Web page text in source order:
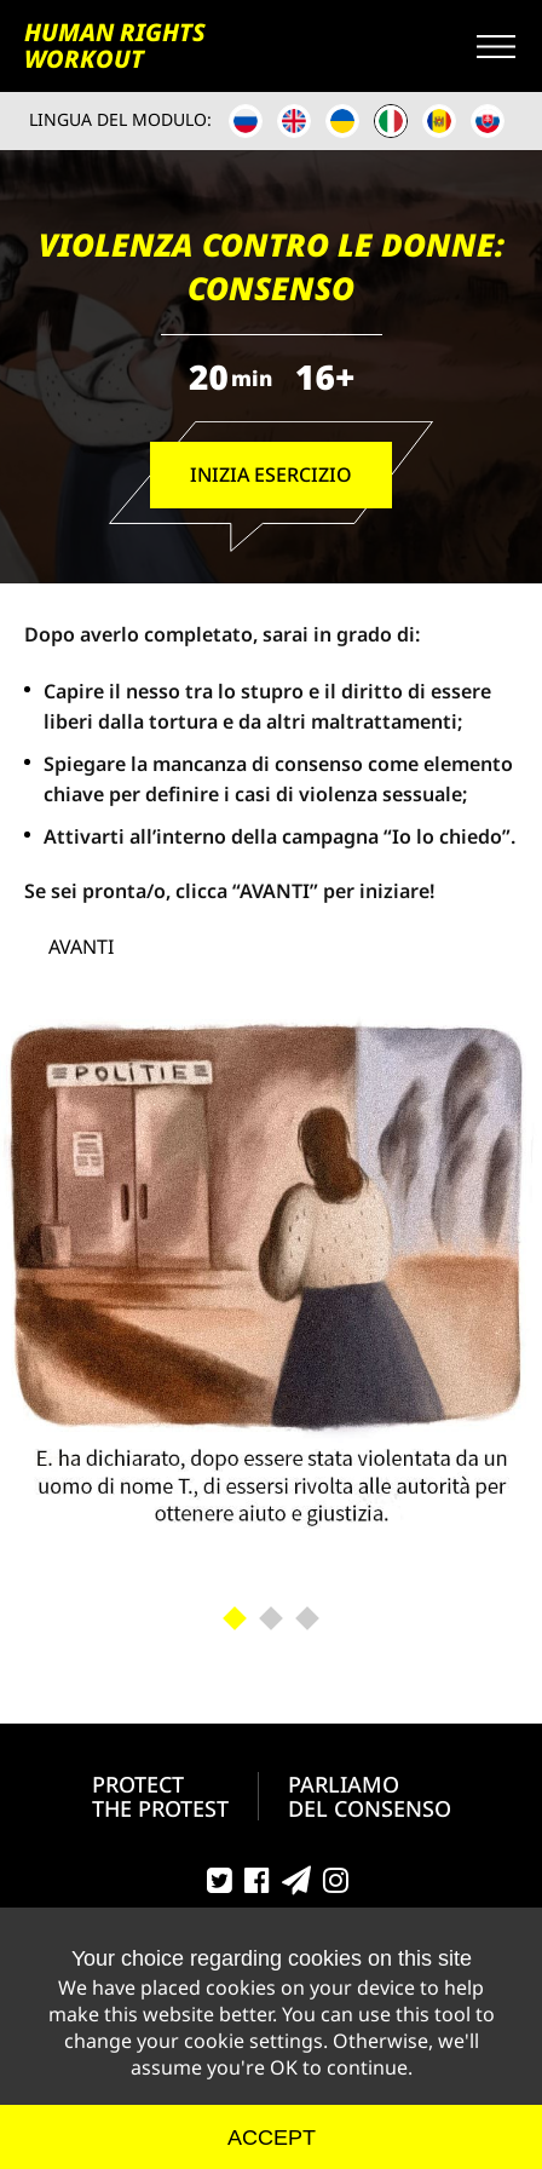
HUMAN RIGHTS
WORKOUT
LINGUA DEL MODULO:
VIOLENZA CONTRO LE DONNE:
CONSENSO
20min 16+
INIZIA ESERCIZIO
Dopo averlo completato, sarai in grado di:
Capire il nesso tra lo stupro e il diritto di essere
liberi dalla tortura e da altri maltrattamenti;
Spiegare la mancanza di consenso come elemento
chiave per definire i casi di violenza sessuale;
Attivarti all’interno della campagna “Io lo chiedo”.
Se sei pronta/o, clicca “AVANTI” per iniziare!
AVANTI
PROTECT
THE PROTEST
PARLIAMO
DEL CONSENSO
PRIVACY POLICY
COOKIE STATEMENT
MADE ON BEAM
Your choice regarding cookies on this site
We have placed cookies on your device to help
make this website better. You can use this tool to
change your cookie settings. Otherwise, we'll
assume you're OK to continue.